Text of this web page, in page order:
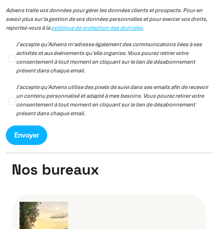
Advens traite vos données pour gérer les données clients et prospects. Pour en
savoir plus sur la gestion de vos données personnelles et pour exercer vos droits,
reportez-vous à lapolitique de protection des données.
J'accepte qu'Advens m'adresse également des communications liées à ses
activités et aux événements qu'elle organise. Vous pourez retirer votre
consentement à tout moment en cliquant sur le lien de désabonnement
présent dans chaque email.
J'accepte qu'Advens utilise des pixels de suivi dans ses emails afin de recevoir
un contenu personnalisé et adapté à mes besoins. Vous pourez retirer votre
consentement à tout moment en cliquant sur le lien de désabonnement
présent dans chaque email.
Nos bureaux